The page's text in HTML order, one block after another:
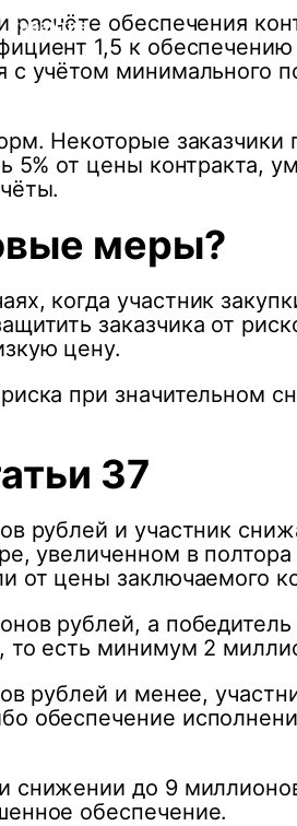
гарантия
обеспечения
1,5 к
учётом минимального
Некоторые
5% от цены контракта,
меры?
когда участник
заказчика от
цену.
при значительном
37
рублей и участник
увеличенном в
от цены заключаемого
рублей, а
есть минимум 2
рублей и менее,
обеспечение
до 9
обеспечение.